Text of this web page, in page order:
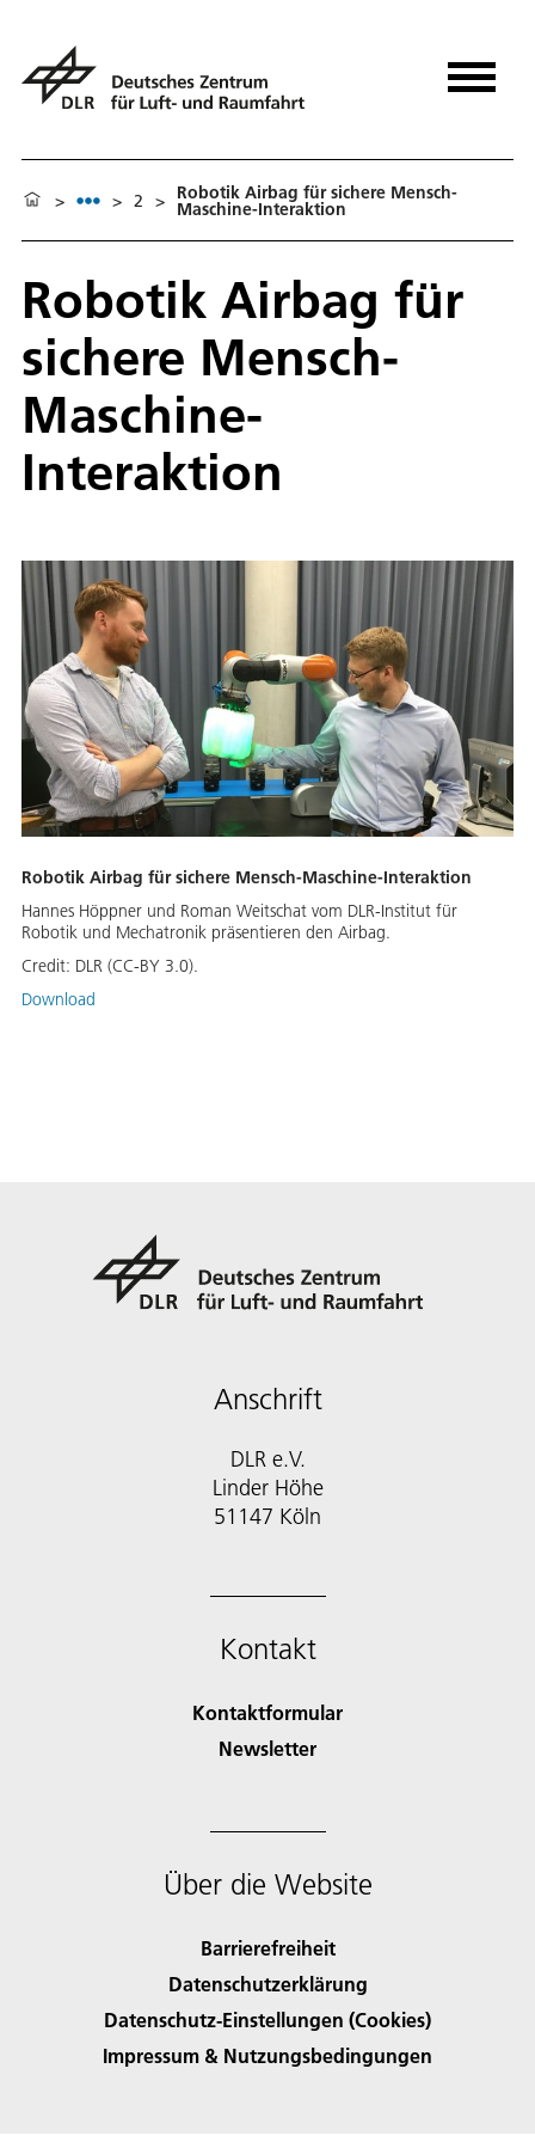
> > 2 > Robotik Airbag für sichere Mensch-
Maschine-Interaktion
Robotik Airbag für
sichere Mensch-
Maschine-
Interaktion
Robotik Airbag für sichere Mensch-Maschine-Interaktion
Hannes Höppner und Roman Weitschat vom DLR-Institut für
Robotik und Mechatronik präsentieren den Airbag.
Credit: DLR (CC-BY 3.0).
Download
Anschrift
DLR e.V.
Linder Höhe
51147 Köln
Kontakt
Kontaktformular
Newsletter
Über die Website
Barrierefreiheit
Datenschutzerklärung
Datenschutz-Einstellungen (Cookies)
Impressum & Nutzungsbedingungen